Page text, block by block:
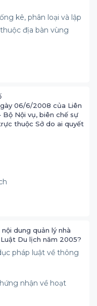
kê, phân loại và lập
địa bàn vùng
06/6/2008 của Liên
Bộ Nội vụ, biên chế sự
thuộc Sở do ai quyết
dung quản lý nhà
Du lịch năm 2005?
pháp luật về thông
nhận về hoạt